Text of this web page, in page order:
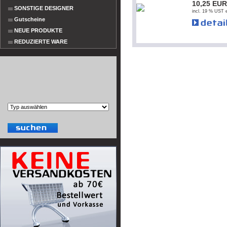
SONSTIGE DESIGNER
Gutscheine
NEUE PRODUKTE
REDUZIERTE WARE
10,25 EUR
incl. 19 % UST